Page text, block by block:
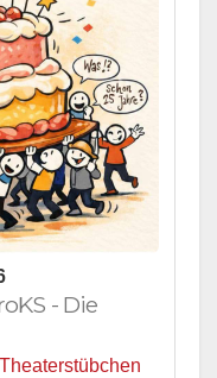
- Die
Theaterstübchen